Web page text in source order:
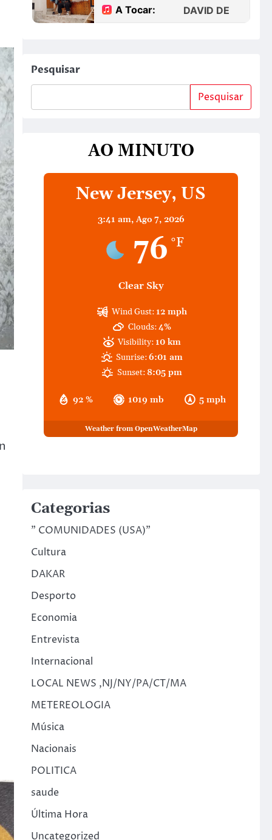
Pesquisar
Pesquisar
AO MINUTO
New Jersey, US
3:41 am, Ago 7, 2026
76 °F
Clear Sky
92 % 1019 mb 5 mph
Wind Gust: 12 mph
Clouds:4%
Visibility: 10 km
Sunrise:6:01 am
Sunset:8:05 pm
Weather from OpenWeatherMap
Categorias
" COMUNIDADES (USA)"
Cultura
DAKAR
Desporto
Economia
Entrevista
Internacional
LOCAL NEWS ,NJ/NY/PA/CT/MA
METEREOLOGIA
Música
Nacionais
POLITICA
saude
Última Hora
Uncategorized